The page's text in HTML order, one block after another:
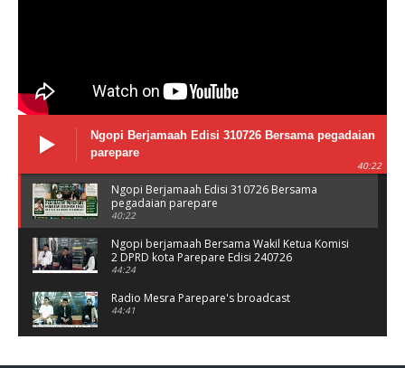
Ngopi Berjamaah Edisi 310726 Bersama pegadaian
parepare
40:22
Ngopi Berjamaah Edisi 310726 Bersama
pegadaian parepare
40:22
Ngopi berjamaah Bersama Wakil Ketua Komisi
2 DPRD kota Parepare Edisi 240726
44:24
Radio Mesra Parepare's broadcast
44:41
44:25